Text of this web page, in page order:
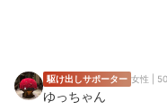
駆け出しサポーター 女性 |
ゆっちゃん